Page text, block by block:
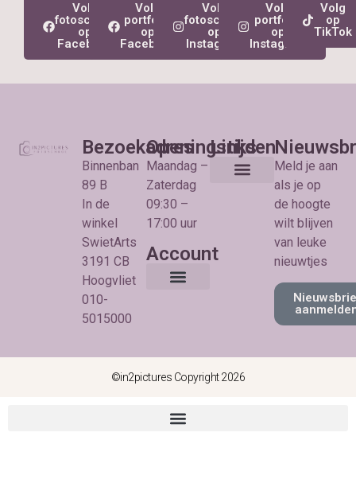
Volg
fotoschool
op
Facebook
Volg
portfolio
op
Facebook
Volg
fotoschool
op
Instagram
Volg
portfolio
op
Instagram
Volg
op
TikTok
Bezoekadres
Binnenban
89 B
In de
winkel
SwietArts
3191 CB
Hoogvliet
010-
5015000
Openingstijden
Maandag –
Zaterdag
09:30 –
17:00 uur
Account
Links
Meld je aan
als je op
de hoogte
wilt blijven
van leuke
nieuwtjes
©in2pictures Copyright 2026